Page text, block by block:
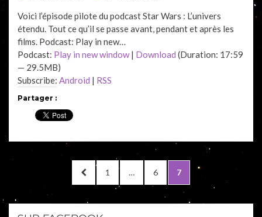
Voici l’épisode pilote du podcast Star Wars : L’univers
étendu. Tout ce qu’il se passe avant, pendant et après les
films. Podcast: Play in new…
Podcast: Play in new window| Download (Duration: 17:59
— 29.5MB)
Subscribe: Android | RSS
Partager :
Navigation
articles
PREVIOUS
PAGE
PAGE
1 … PAGE
6 PAGE
7